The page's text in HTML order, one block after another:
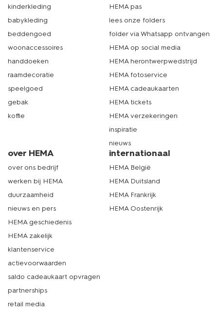
kinderkleding
babykleding
beddengoed
woonaccessoires
handdoeken
raamdecoratie
speelgoed
gebak
koffie
HEMA pas
lees onze folders
folder via Whatsapp ontvangen
HEMA op social media
HEMA herontwerpwedstrijd
HEMA fotoservice
HEMA cadeaukaarten
HEMA tickets
HEMA verzekeringen
inspiratie
nieuws
over HEMA
over ons bedrijf
werken bij HEMA
duurzaamheid
nieuws en pers
HEMA geschiedenis
HEMA zakelijk
klantenservice
actievoorwaarden
saldo cadeaukaart opvragen
partnerships
retail media
internationaal
HEMA België
HEMA Duitsland
HEMA Frankrijk
HEMA Oostenrijk